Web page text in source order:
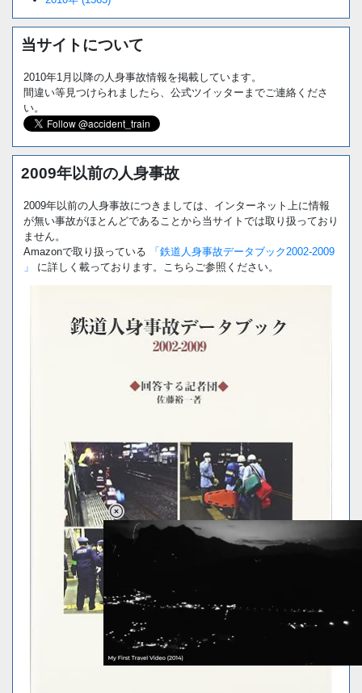
Loaded:
当サイトについて
2010年1月以降の人身事故情報を掲載しています。
間違い等見つけられましたら、公式ツイッターまでご連絡くださ
い。
2009年以前の人身事故
2009年以前の人身事故につきましては、インターネット上に情報
が無い事故がほとんどであることから当サイトでは取り扱っており
ません。
Amazonで取り扱っている
「鉄道人身事故データブック2002-2009
」
に詳しく載っております。こちらご参照ください。